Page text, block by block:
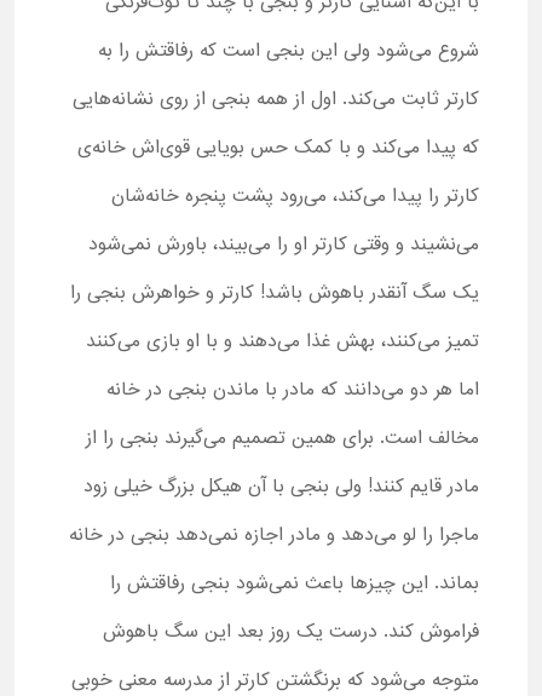
شروع می‌شود ولی این بنجی است که رفاقتش را به
کارتر ثابت می‌کند. اول از همه بنجی از روی نشانه‌هایی
که پیدا می‌کند و با کمک حس بویایی قوی‌اش خانه‌ی
کارتر را پیدا می‌کند، می‌رود پشت پنجره خانه‌شان
می‌نشیند و وقتی کارتر او را می‌بیند، باورش نمی‌شود
یک سگ آنقدر باهوش باشد! کارتر و خواهرش بنجی را
تمیز می‌کنند،‌ بهش غذا می‌دهند و با او بازی می‌کنند
اما هر دو می‌دانند که مادر با ماندن بنجی در خانه
مخالف است. برای همین تصمیم می‌گیرند بنجی را از
مادر قایم کنند‍! ولی بنجی با آن هیکل بزرگ خیلی زود
ماجرا را لو می‌دهد و مادر اجازه نمی‌دهد بنجی در خانه
بماند. این چیزها باعث نمی‌شود بنجی رفاقتش را
فراموش کند. درست یک روز بعد این سگ باهوش
متوجه می‌شود که برنگشتن کارتر از مدرسه معنی خوبی